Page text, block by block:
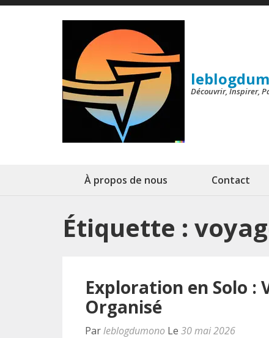
Aller
Découvrir, Inspirer,
À propos de nous Contact
Étiquette :
Exploration en Solo :
Organisé
Parleblogdumono Le 30 mai 2026